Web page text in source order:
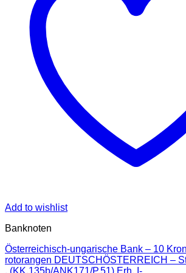
Add to wishlist
Banknoten
Österreichisch-ungarische Bank – 10
rotorangen DEUTSCHÖSTERREICH –